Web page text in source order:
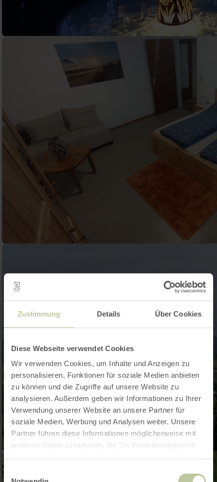
Zustimmung Details Über Cookies
Diese Webseite verwendet Cookies
Wir verwenden Cookies, um Inhalte und Anzeigen zu
personalisieren, Funktionen für soziale Medien anbieten
zu können und die Zugriffe auf unsere Website zu
analysieren. Außerdem geben wir Informationen zu Ihrer
Verwendung unserer Website an unsere Partner für
soziale Medien, Werbung und Analysen weiter. Unsere
Partner führen diese Informationen möglicherweise mit
weiteren Daten zusammen, die Sie ihnen bereitgestellt
Einwilligungsauswahl